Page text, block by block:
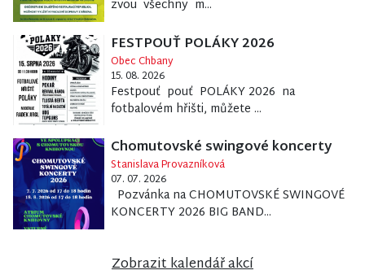
zvou všechny m...
FESTPOUŤ POLÁKY 2026
Obec Chbany
15. 08. 2026
Festpouť pouť POLÁKY 2026 na
fotbalovém hřišti, můžete ...
Chomutovské swingové koncerty
Stanislava Provazníková
07. 07. 2026
Pozvánka na CHOMUTOVSKÉ SWINGOVÉ
KONCERTY 2026 BIG BAND...
Zobrazit kalendář akcí